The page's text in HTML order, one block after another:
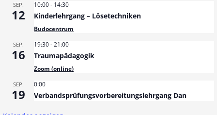
SEP.
12
10:00- 14:30
Kinderlehrgang – Lösetechniken
Budocentrum
SEP.
16
19:30-21:00
Traumapädagogik
Zoom (online)
SEP.
19
0:00
Verbandsprüfungsvorbereitungslehrgang Dan